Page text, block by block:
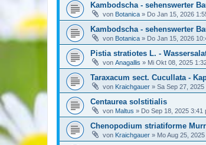
Kambodscha - sehenswerter
von Botanica » Do Jan 15, 2026
Kambodscha - sehenswerter
von Botanica » Do Jan 15, 2026
Pistia stratiotes L. -
von Anagallis » Mi Okt 08, 2025
Taraxacum sect. Cucullata -
von Kraichgauer » Sa Sep 27, 2025
Centaurea solstitialis
von Maltus » Do Sep 18, 2025 3:41
Chenopodium striatiforme
von Kraichgauer » Mo Aug 25,